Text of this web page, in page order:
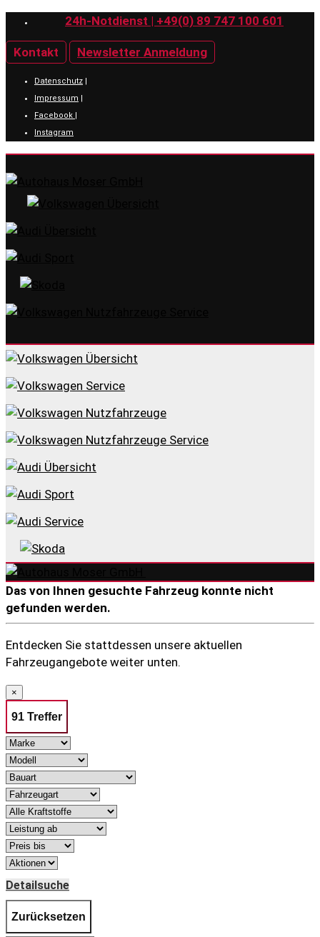
24h-Notdienst | +49(0) 89 747 100 601
Kontakt Newsletter Anmeldung
Datenschutz |
Impressum |
Facebook |
Instagram
Das von Ihnen gesuchte Fahrzeug konnte nicht
gefunden werden.
Entdecken Sie stattdessen unsere aktuellen
Fahrzeugangebote weiter unten.
×
91 Treffer
Detailsuche
Zurücksetzen